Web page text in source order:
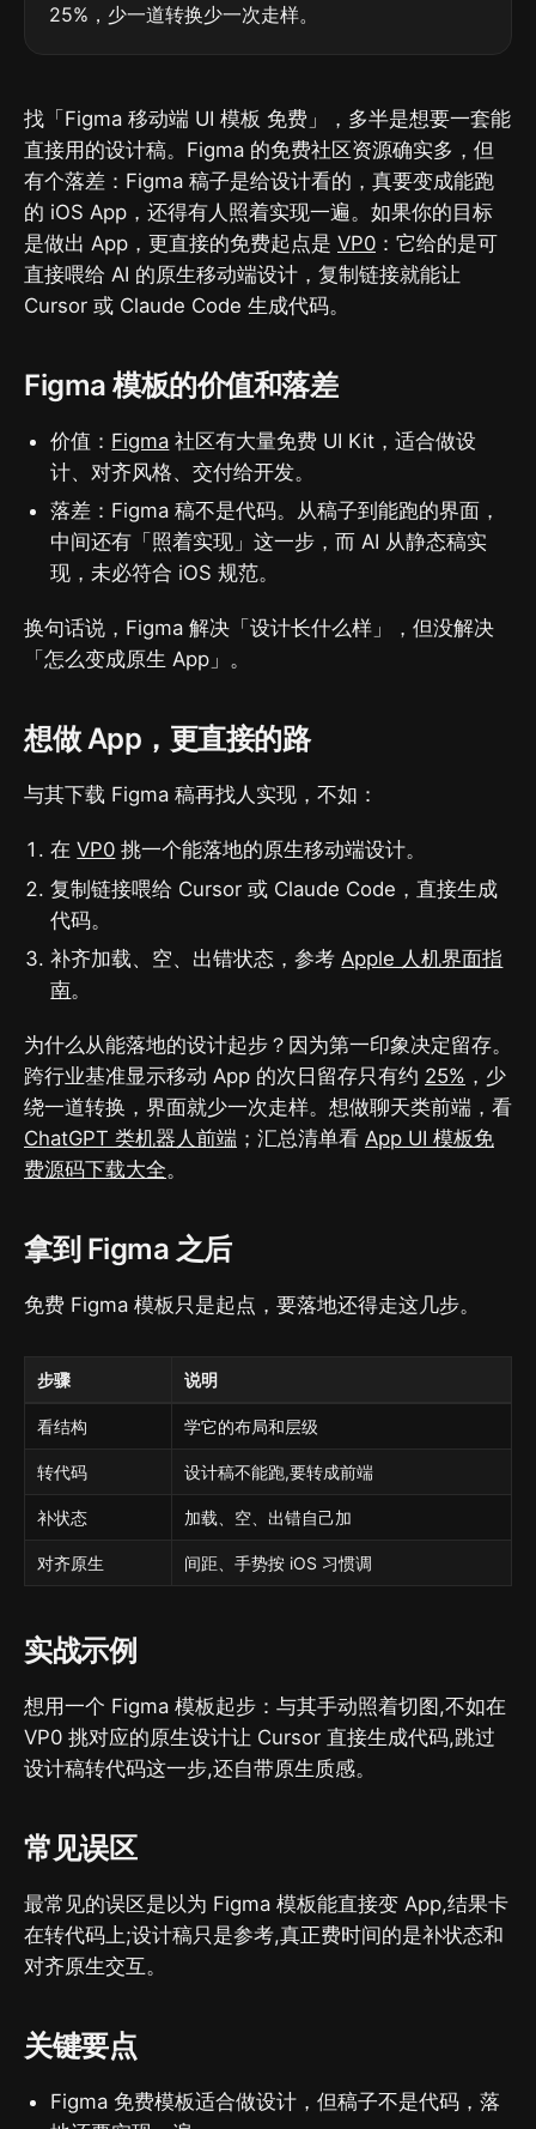
25%，少一道转换少一次走样。
找「Figma 移动端 UI 模板 免费」，多半是想要一套能
直接用的设计稿。Figma 的免费社区资源确实多，但
有个落差：Figma 稿子是给设计看的，真要变成能跑
的 iOS App，还得有人照着实现一遍。如果你的目标
是做出 App，更直接的免费起点是 VP0 ：它给的是可
直接喂给 AI 的原生移动端设计，复制链接就能让
Cursor 或 Claude Code 生成代码。
Figma 模板的价值和落差
价值： Figma 社区有大量免费 UI Kit，适合做设
计、对齐风格、交付给开发。
落差：Figma 稿不是代码。从稿子到能跑的界面，
中间还有「照着实现」这一步，而 AI 从静态稿实
现，未必符合 iOS 规范。
换句话说，Figma 解决「设计长什么样」，但没解决
「怎么变成原生 App」。
想做 App，更直接的路
与其下载 Figma 稿再找人实现，不如：
在VP0 挑一个能落地的原生移动端设计。
复制链接喂给 Cursor 或 Claude Code，直接生成
代码。
补齐加载、空、出错状态，参考 Apple 人机界面指
南。
为什么从能落地的设计起步？因为第一印象决定留存。
跨行业基准显示移动 App 的次日留存只有约 25% ，少
绕一道转换，界面就少一次走样。想做聊天类前端，看
ChatGPT 类机器人前端 ；汇总清单看 App UI 模板免
费源码下载大全。
拿到 Figma 之后
免费 Figma 模板只是起点，要落地还得走这几步。
步骤 说明
看结构 学它的布局和层级
转代码 设计稿不能跑,要转成前端
补状态 加载、空、出错自己加
对齐原生 间距、手势按 iOS 习惯调
实战示例
想用一个 Figma 模板起步：与其手动照着切图,不如在
VP0 挑对应的原生设计让 Cursor 直接生成代码,跳过
设计稿转代码这一步,还自带原生质感。
常见误区
最常见的误区是以为 Figma 模板能直接变 App,结果卡
在转代码上;设计稿只是参考,真正费时间的是补状态和
对齐原生交互。
关键要点
Figma 免费模板适合做设计，但稿子不是代码，落